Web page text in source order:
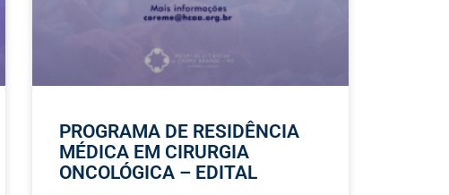
PROGRAMA DE RESIDÊNCIA
MÉDICA EM CIRURGIA
ONCOLÓGICA – EDITAL